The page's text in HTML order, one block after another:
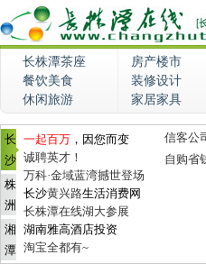
长株潭茶座 房产楼市
餐饮美食
装修设计
休闲旅游
家居家具
长
沙
株
洲
湘
潭
一起百万 ，因您而变
诚聘英才！
万科·金域蓝湾撼世登场
长沙黄兴路生活消费网
长株潭在线湖大参展
湖南雅高酒店投资
淘宝全都有~
信客公
自购省